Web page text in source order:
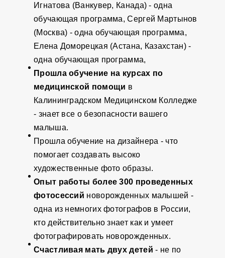
Игнатова (Ванкувер, Канада) - одна
обучающая программа, Сергей Мартынов
(Москва) - одна обучающая программа,
Елена Доморецкая (Астана, Казахстан) -
одна обучающая программа,
Прошла обучение на курсах по
медицинской помощи в
Калининградском Медицинском Колледже
- знает все о безопасности вашего
малыша.
Прошла обучение на дизайнера - что
помогает создавать высоко
художественные фото образы.
Опыт работы более 300 проведенных
фотосессий новорожденных малышей -
одна из немногих фотографов в России,
кто действительно знает как и умеет
фотографировать новорожденных.
Счастливая мать двух детей- не по